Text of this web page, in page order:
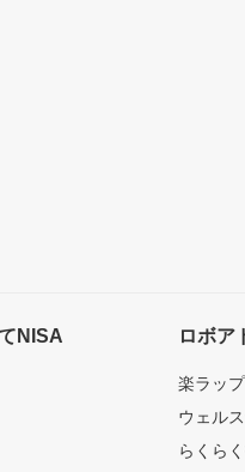
NISA ロボア
楽ラップ
ウェル
らくら